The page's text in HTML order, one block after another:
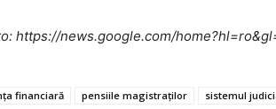
https://news.google.com/
financiară pensiile magistraților sistemul